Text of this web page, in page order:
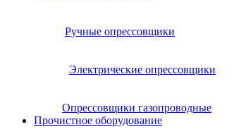
Ручные опрессовщики
Электрические опрессовщики
Опрессовщики газопроводные
Прочистное оборудование